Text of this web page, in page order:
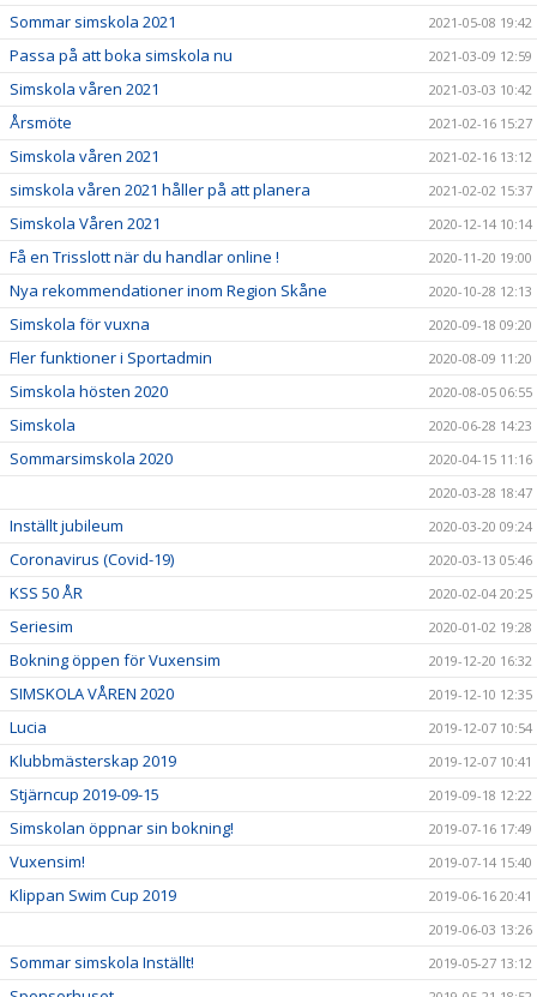
Sommar simskola 2021 2021-05-08 19:42
Passa på att boka simskola nu 2021-03-09 12:59
Simskola våren 2021 2021-03-03 10:42
Årsmöte 2021-02-16 15:27
Simskola våren 2021 2021-02-16 13:12
simskola våren 2021 håller på att planera 2021-02-02 15:37
Simskola Våren 2021 2020-12-14 10:14
Få en Trisslott när du handlar online ! 2020-11-20 19:00
Nya rekommendationer inom Region Skåne 2020-10-28 12:13
Simskola för vuxna 2020-09-18 09:20
Fler funktioner i Sportadmin 2020-08-09 11:20
Simskola hösten 2020 2020-08-05 06:55
Simskola 2020-06-28 14:23
Sommarsimskola 2020
2020-04-15 11:16
2020-03-28 18:47
Inställt jubileum 2020-03-20 09:24
Coronavirus (Covid-19) 2020-03-13 05:46
KSS 50 ÅR 2020-02-04 20:25
Seriesim 2020-01-02 19:28
Bokning öppen för Vuxensim 2019-12-20 16:32
SIMSKOLA VÅREN 2020 2019-12-10 12:35
Lucia 2019-12-07 10:54
Klubbmästerskap 2019 2019-12-07 10:41
Stjärncup 2019-09-15 2019-09-18 12:22
Simskolan öppnar sin bokning! 2019-07-16 17:49
Vuxensim! 2019-07-14 15:40
Klippan Swim Cup 2019
2019-06-16 20:41
2019-06-03 13:26
Sommar simskola Inställt! 2019-05-27 13:12